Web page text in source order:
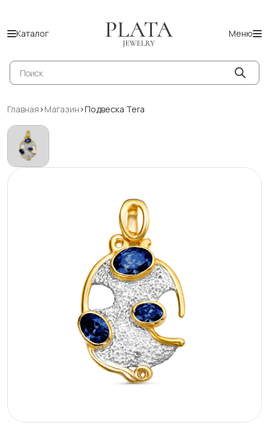
Каталог Меню
Поиск
товаров
Главная >Магазин >Подвеска Tera